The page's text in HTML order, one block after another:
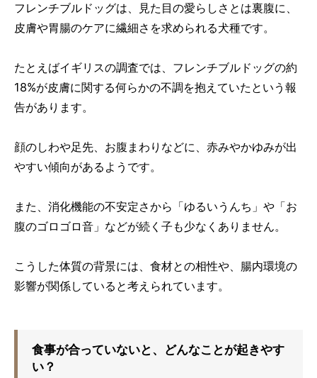
フレンチブルドッグは、見た目の愛らしさとは裏腹に、
皮膚や胃腸のケアに繊細さを求められる犬種です。
たとえばイギリスの調査では、フレンチブルドッグの約
18%が皮膚に関する何らかの不調を抱えていたという報
告があります。
顔のしわや足先、お腹まわりなどに、赤みやかゆみが出
やすい傾向があるようです。
また、消化機能の不安定さから「ゆるいうんち」や「お
腹のゴロゴロ音」などが続く子も少なくありません。
こうした体質の背景には、食材との相性や、腸内環境の
影響が関係していると考えられています。
食事が合っていないと、どんなことが起きやす
い？